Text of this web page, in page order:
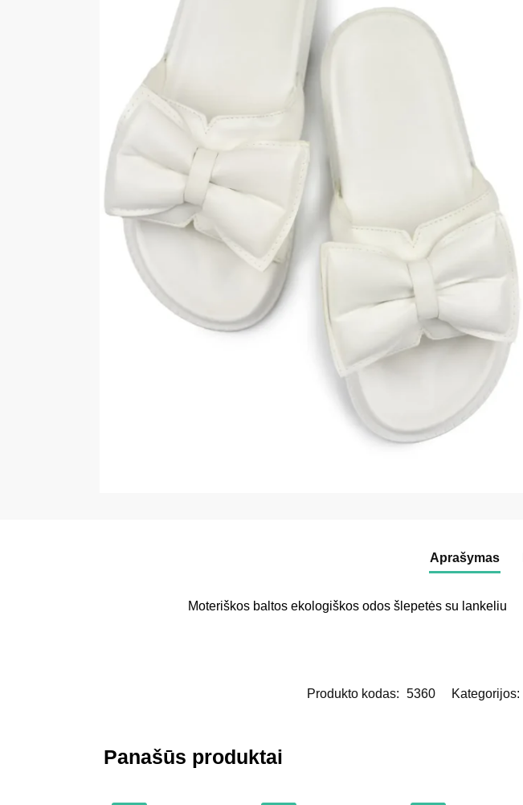
Aprašymas
Moteriškos baltos ekologiškos odos šlepetės su lankeliu
Produkto kodas: 5360 Kategorijos:
Panašūs produktai